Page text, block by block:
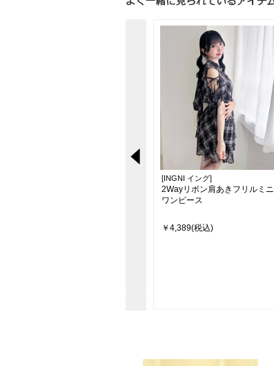
[INGNI イング]
2Wayリボン肩あきフリルミニ
ワンピース
￥4,389(税込)